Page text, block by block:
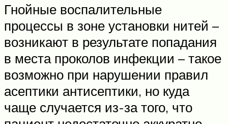
Гнойные воспалительные
процессы в зоне установки нитей –
возникают в результате попадания
в места проколов инфекции – такое
возможно при нарушении правил
асептики антисептики, но куда
чаще случается из-за того, что